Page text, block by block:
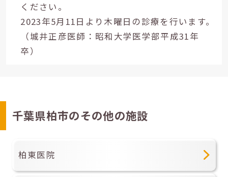
ください。
2023年5月11日より木曜日の診療を行います。
（城井正彦医師：昭和大学医学部平成31年
卒）
千葉県柏市のその他の施設
柏東医院